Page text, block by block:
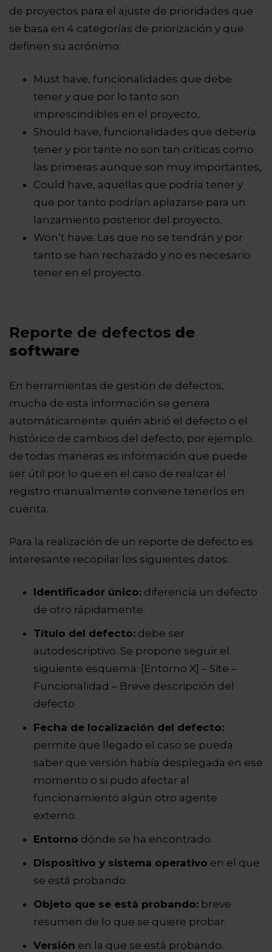
de proyectos para el ajuste de prioridades que
se basa en 4 categorías de priorización y que
definen su acrónimo:
Must have, funcionalidades que debe
tener y que por lo tanto son
imprescindibles en el proyecto,
Should have, funcionalidades que debería
tener y por tante no son tan críticas como
las primeras aunque son muy importantes,
Could have, aquellas que podría tener y
que por tanto podrían aplazarse para un
lanzamiento posterior del proyecto,
Won’t have. Las que no se tendrán y por
tanto se han rechazado y no es necesario
tener en el proyecto.
Reporte de defectos de
software
En herramientas de gestión de defectos,
mucha de esta información se genera
automáticamente: quién abrió el defecto o el
histórico de cambios del defecto, por ejemplo.
de todas maneras es información que puede
ser útil por lo que en el caso de realizar el
registro manualmente conviene tenerlos en
cuenta.
Para la realización de un reporte de defecto es
interesante recopilar los siguientes datos:
Identificador único: diferencia un defecto
de otro rápidamente.
Título del defecto: debe ser
autodescriptivo. Se propone seguir el
siguiente esquema: [Entorno X] – Site –
Funcionalidad – Breve descripción del
defecto
Fecha de localización del defecto:
permite que llegado el caso se pueda
saber que versión había desplegada en ese
momento o si pudo afectar al
funcionamiento algún otro agente
externo.
Entorno dónde se ha encontrado.
Dispositivo y sistema operativo en el que
se está probando.
Objeto que se está probando: breve
resumen de lo que se quiere probar.
Versión en la que se está probando.